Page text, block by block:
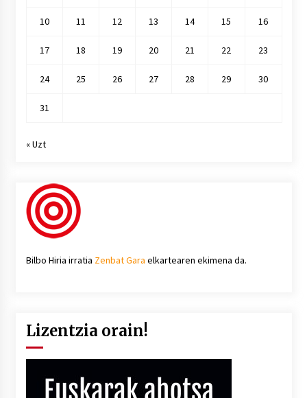
10 11 12 13 14 15 16
17 18 19 20 21 22 23
24 25 26 27 28 29 30
31
« Uzt
Bilbo Hiria irratia Zenbat Gara elkartearen ekimena da.
Lizentzia orain!